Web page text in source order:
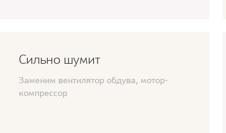
Сильно шумит
Заменим вентилятор обдува, мотор-
компрессор